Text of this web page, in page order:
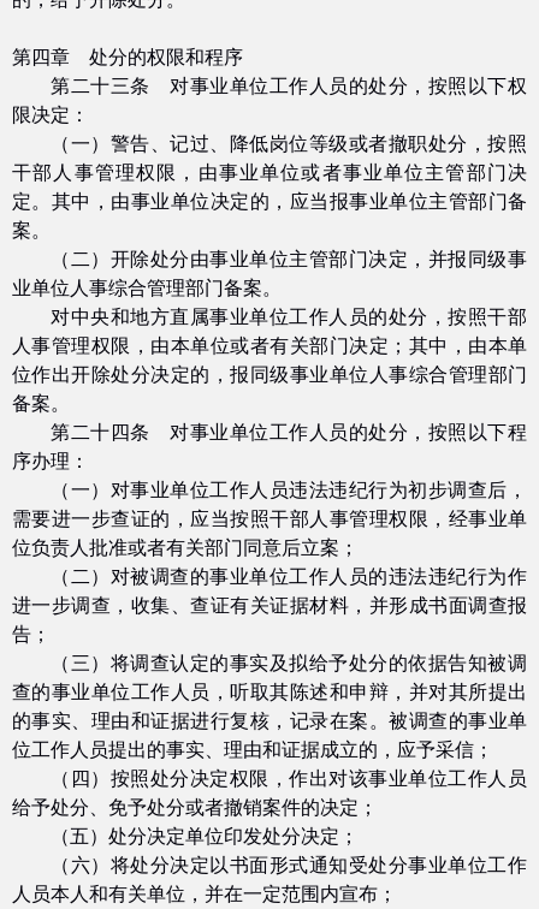
第四章 处分的权限和程序
第二十三条 对事业单位工作人员的处分，按照以下权
限决定：
（一）警告、记过、降低岗位等级或者撤职处分，按照
干部人事管理权限，由事业单位或者事业单位主管部门决
定。其中，由事业单位决定的，应当报事业单位主管部门备
案。
（二）开除处分由事业单位主管部门决定，并报同级事
业单位人事综合管理部门备案。
对中央和地方直属事业单位工作人员的处分，按照干部
人事管理权限，由本单位或者有关部门决定；其中，由本单
位作出开除处分决定的，报同级事业单位人事综合管理部门
备案。
第二十四条 对事业单位工作人员的处分，按照以下程
序办理：
（一）对事业单位工作人员违法违纪行为初步调查后，
需要进一步查证的，应当按照干部人事管理权限，经事业单
位负责人批准或者有关部门同意后立案；
（二）对被调查的事业单位工作人员的违法违纪行为作
进一步调查，收集、查证有关证据材料，并形成书面调查报
告；
（三）将调查认定的事实及拟给予处分的依据告知被调
查的事业单位工作人员，听取其陈述和申辩，并对其所提出
的事实、理由和证据进行复核，记录在案。被调查的事业单
位工作人员提出的事实、理由和证据成立的，应予采信；
（四）按照处分决定权限，作出对该事业单位工作人员
给予处分、免予处分或者撤销案件的决定；
（五）处分决定单位印发处分决定；
（六）将处分决定以书面形式通知受处分事业单位工作
人员本人和有关单位，并在一定范围内宣布；